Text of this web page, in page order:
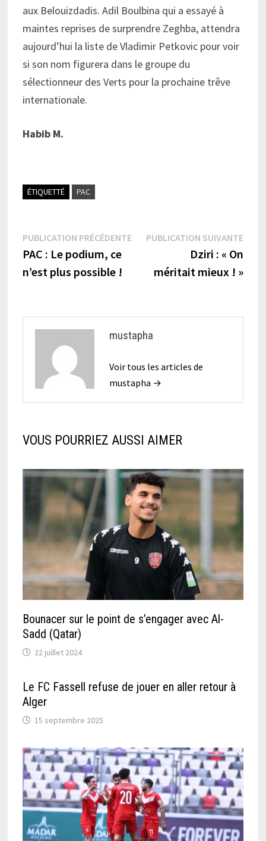
aux Belouizdadis. Adil Boulbina qui a essayé à
maintes reprises de surprendre Zeghba, attendra
aujourd’hui la liste de Vladimir Petkovic pour voir
si son nom figurera dans le groupe du
sélectionneur des Verts pour la prochaine trêve
internationale.
Habib M.
ÉTIQUETTÉ PAC
Navigation
de
l’article
PUBLICATION PRÉCÉDENTEPublication
PAC : Le podium, ce
n’est plus possible !
PUBLICATION SUIVANTE
Dziri : « On
méritait mieux ! »
mustapha
Voir tous les articles de
mustapha →
VOUS POURRIEZ AUSSI AIMER
Bounacer sur le point de s’engager avec Al-
Sadd (Qatar)
22 juillet 2024
Le FC Fassell refuse de jouer en aller retour à
Alger
15 septembre 2025